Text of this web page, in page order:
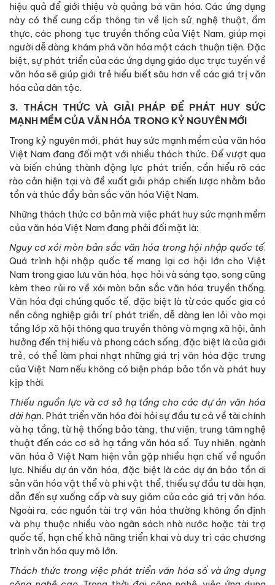
hiệu quả để giới thiệu và quảng bá văn hóa. Các ứng dụng
này có thể cung cấp thông tin về lịch sử, nghệ thuật, ẩm
thực, các phong tục truyền thống của Việt Nam, giúp mọi
người dễ dàng khám phá văn hóa một cách thuận tiện. Đặc
biệt, sự phát triển của các ứng dụng giáo dục trực tuyến về
văn hóa sẽ giúp giới trẻ hiểu biết sâu hơn về các giá trị văn
hóa của dân tộc.
3. THÁCH THỨC VÀ GIẢI PHÁP ĐỂ PHÁT HUY SỨC
MẠNH MỀM CỦA VĂN HÓA TRONG KỶ NGUYÊN MỚI
Trong kỷ nguyên mới, phát huy sức mạnh mềm của văn hóa
Việt Nam đang đối mặt với nhiều thách thức. Để vượt qua
và biến chúng thành động lực phát triển, cần hiểu rõ các
rào cản hiện tại và đề xuất giải pháp chiến lược nhằm bảo
tồn và thúc đẩy bản sắc văn hóa Việt Nam.
Những thách thức cơ bản mà việc phát huy sức mạnh mềm
của văn hóa Việt Nam đang phải đối mặt là:
Nguy cơ xói mòn bản sắc văn hóa trong hội nhập quốc tế.
Quá trình hội nhập quốc tế mang lại cơ hội lớn cho Việt
Nam trong giao lưu văn hóa, học hỏi và sáng tạo, song cũng
kèm theo rủi ro về xói mòn bản sắc văn hóa truyền thống.
Văn hóa đại chúng quốc tế, đặc biệt là từ các quốc gia có
nền công nghiệp giải trí phát triển, dễ dàng len lỏi vào mọi
tầng lớp xã hội thông qua truyền thông và mạng xã hội, ảnh
hưởng đến thị hiếu và phong cách sống, đặc biệt là của giới
trẻ, có thể làm phai nhạt những giá trị văn hóa đặc trưng
của Việt Nam nếu không có biện pháp bảo tồn và phát huy
kịp thời.
Thiếu nguồn lực và cơ sở hạ tầng cho các dự án văn hóa
dài hạn. Phát triển văn hóa đòi hỏi sự đầu tư cả về tài chính
và hạ tầng, từ hệ thống bảo tàng, thư viện, trung tâm nghệ
thuật đến các cơ sở hạ tầng văn hóa số. Tuy nhiên, ngành
văn hóa ở Việt Nam hiện vẫn gặp nhiều hạn chế về nguồn
lực. Nhiều dự án văn hóa, đặc biệt là các dự án bảo tồn di
sản văn hóa vật thể và phi vật thể, thiếu sự đầu tư dài hạn,
dẫn đến sự xuống cấp và suy giảm của các giá trị văn hóa.
Ngoài ra, các nguồn tài trợ văn hóa thường không ổn định
và phụ thuộc nhiều vào ngân sách nhà nước hoặc tài trợ
quốc tế, hạn chế khả năng triển khai và duy trì các chương
trình văn hóa quy mô lớn.
Thách thức trong việc phát triển văn hóa số và ứng dụng